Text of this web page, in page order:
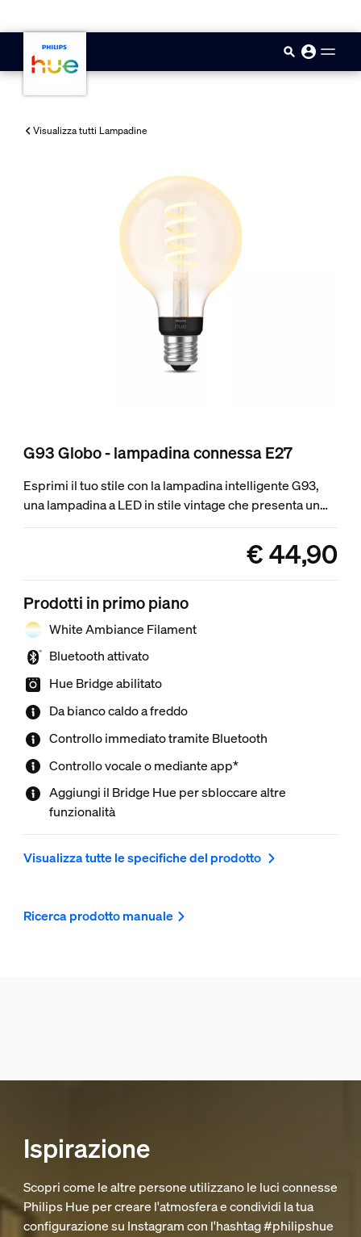
Visualizza tutti Lampadine
G93 Globo - lampadina connessa E27
Esprimi il tuo stile con la lampadina intelligente G93,
una lampadina a LED in stile vintage che presenta un
filamento interno arrotolato, luce bianca da caldo a
freddo e la gamma completa delle funzionalità di
product.with.€
€ 44,90
Prodotti in primo piano
White Ambiance Filament
Bluetooth attivato
Hue Bridge abilitato
Da bianco caldo a freddo
Controllo immediato tramite Bluetooth
Controllo vocale o mediante app*
Aggiungi il Bridge Hue per sbloccare altre
funzionalità
Visualizza tutte le specifiche del prodotto
Ricerca prodotto manuale
Ispirazione
Scopri come le altre persone utilizzano le luci connesse
Philips Hue per creare l'atmosfera e condividi la tua
configurazione su Instagram con l'hashtag #philipshue